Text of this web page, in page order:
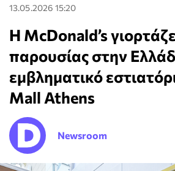
13.05.2026 15:20
Η McDonald’s
παρουσίας στην
εμβληματικό
Mall Athens
Newsroom